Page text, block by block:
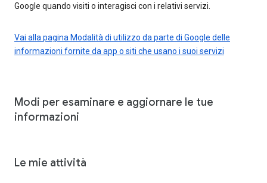
Google quando visiti o interagisci con i relativi servizi.
Vai alla pagina Modalità di utilizzo da parte di Google delle
informazioni fornite da app o siti che usano i suoi servizi
Modi per esaminare e aggiornare le tue
informazioni
Le mie attività